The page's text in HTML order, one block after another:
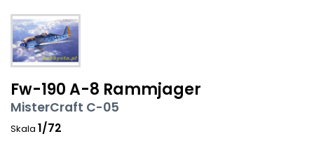
Fw-190 A-8 Rammjager
MisterCraft C-05
Skala 1/72